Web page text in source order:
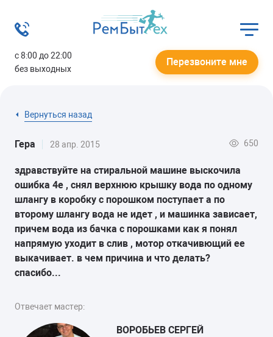
с 8:00 до 22:00
без выходных
Перезвоните мне
Вернуться назад
Гера 28 апр. 2015 650
здравствуйте на стиральной машине выскочила
ошибка 4е , снял верхнюю крышку вода по одному
шлангу в коробку с порошком поступает а по
второму шлангу вода не идет , и машинка зависает,
причем вода из бачка с порошками как я понял
напрямую уходит в слив , мотор откачивющий ее
выкачивает. в чем причина и что делать?
спасибо...
Отвечает мастер:
ВОРОБЬЕВ СЕРГЕЙ